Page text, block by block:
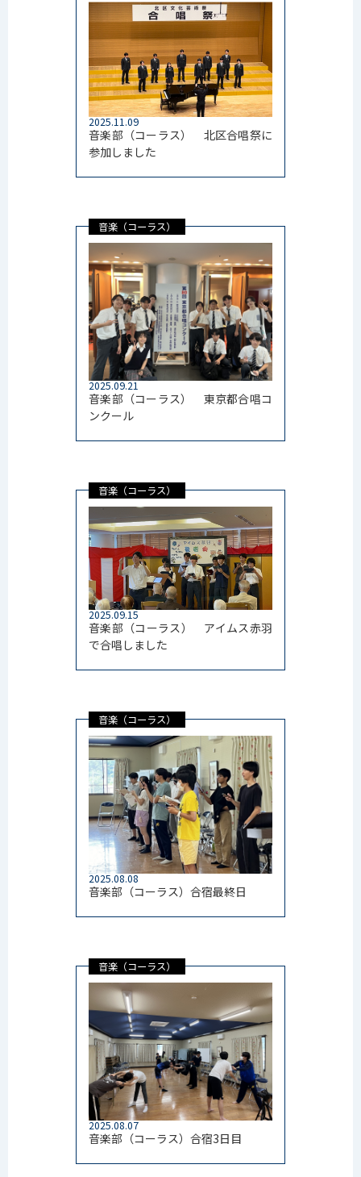
2025.11.09
音楽部（コーラス） 北区合唱祭に
参加しました
音楽（コーラス）
2025.09.21
音楽部（コーラス） 東京都合唱コ
ンクール
音楽（コーラス）
2025.09.15
音楽部（コーラス） アイムス赤羽
で合唱しました
音楽（コーラス）
2025.08.08
音楽部（コーラス）合宿最終日
音楽（コーラス）
2025.08.07
音楽部（コーラス）合宿3日目